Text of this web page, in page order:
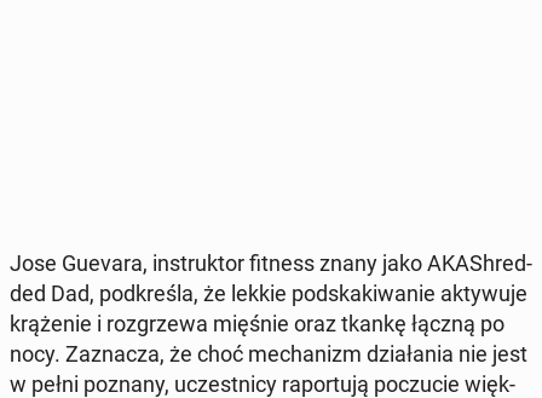
Jose Guevara, in­struk­tor fitness znany jako AKA­Sh­red­
ded Dad, pod­kre­śla, że lekkie pod­ska­ki­wa­nie ak­ty­wu­je
krą­że­nie i roz­grze­wa mięśnie oraz tkankę łączną po
nocy. Za­zna­cza, że choć me­cha­nizm dzia­ła­nia nie jest
w pełni poznany, uczest­ni­cy ra­por­tu­ją po­czu­cie więk­